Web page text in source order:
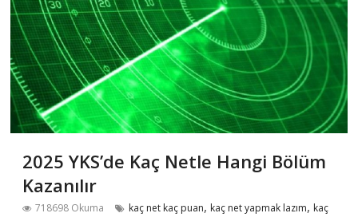
2025 YKS’de Kaç Netle Hangi Bölüm
Kazanılır
718698 Okuma kaç net kaç puan, kaç net yapmak lazım, kaç